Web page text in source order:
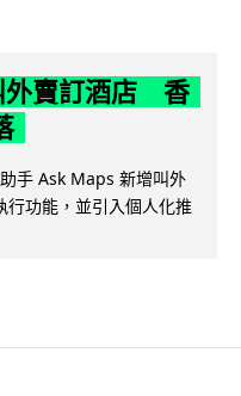
外賣訂酒店 香
手 Ask Maps 新增叫外
行功能，並引入個人化推